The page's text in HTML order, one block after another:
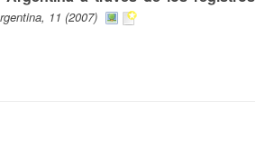
11 (2007)